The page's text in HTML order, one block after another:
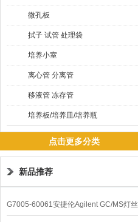
微孔板
拭子 试管 处理袋
培养小室
离心管 分离管
移液管 冻存管
培养板/培养皿/培养瓶
点击更多分类
新品推荐
G7005-60061安捷伦Agilent GC/MS灯丝